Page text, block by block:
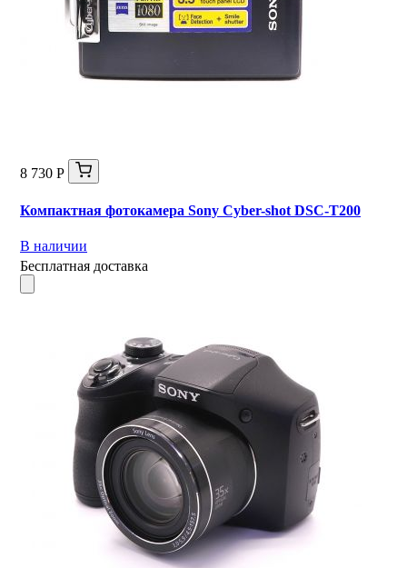
8 730 Р
Компактная фотокамера Sony Cyber-shot DSC-T200
В наличии
Бесплатная доставка